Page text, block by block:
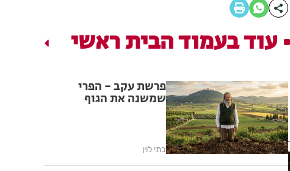
עוד בעמוד הבית ראשי
פרשת עקב - הפרי
שמשנה את הגוף
בתי לוין